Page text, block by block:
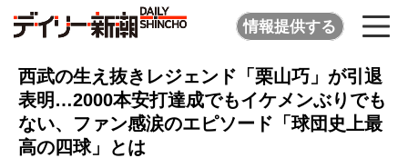
情報提供する
西武の生え抜きレジェンド「栗山巧」が引退
表明…2000本安打達成でもイケメンぶりでも
ない、ファン感涙のエピソード「球団史上最
高の四球」とは